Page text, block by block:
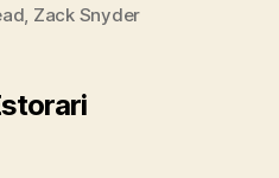
, Zack Snyder